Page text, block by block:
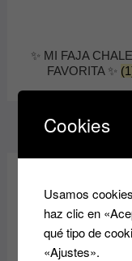
✨ MI FAJA
FAVORITA ✨
Cookies
Usamos
haz clic en
qué tipo de
«Ajustes».